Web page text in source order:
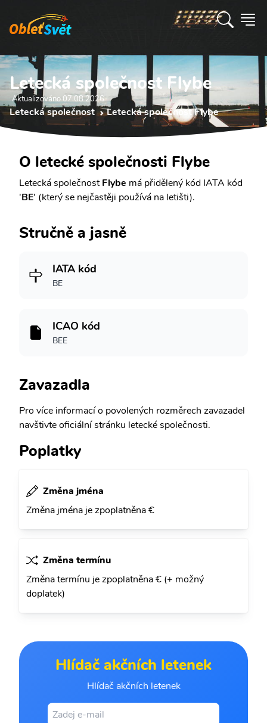
Letecká společnost Flybe
Aktualizováno 07.08 2026
Letecká společnost Letecká společnost Flybe
O letecké společnosti Flybe
Letecká společnostFlybe má přidělený kód IATA kód
'BE' (který se nejčastěji používá na letišti).
Stručně a jasně
IATA kód
BE
ICAO kód
BEE
Zavazadla
Pro více informací o povolených rozměrech zavazadel
navštivte oficiální stránku letecké společnosti.
Poplatky
Změna jména
Změna jména je zpoplatněna €
Změna termínu
Změna termínu je zpoplatněna € (+ možný
doplatek)
Hlídač akčních letenek
Hlídač akčních letenek